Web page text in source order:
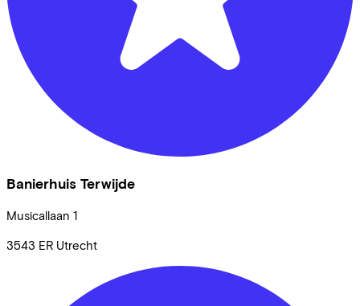
Banierhuis Terwijde
Musicallaan 1
3543 ER Utrecht